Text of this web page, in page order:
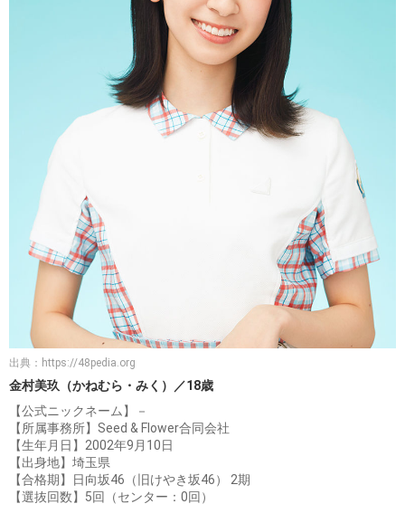
出典： https://48pedia.org
金村美玖（かねむら・みく）／18歳
【公式ニックネーム】－
【所属事務所】Seed & Flower合同会社
【生年月日】2002年9月10日
【出身地】埼玉県
【合格期】日向坂46（旧けやき坂46） 2期
【選抜回数】5回（センター：0回）